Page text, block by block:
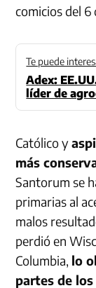
comicios del
Te puede
Adex:
líder de
Católico y
más
Santorum se
primarias al
malos
perdió en
Columbia, lo
partes de